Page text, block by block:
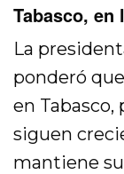
Tabasco,
La
ponderó
en
siguen
mantiene